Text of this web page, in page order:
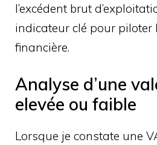
l’excédent brut
indicateur clé pour piloter
financière.
Analyse d’une
elevée ou faible
Lorsque je constate une